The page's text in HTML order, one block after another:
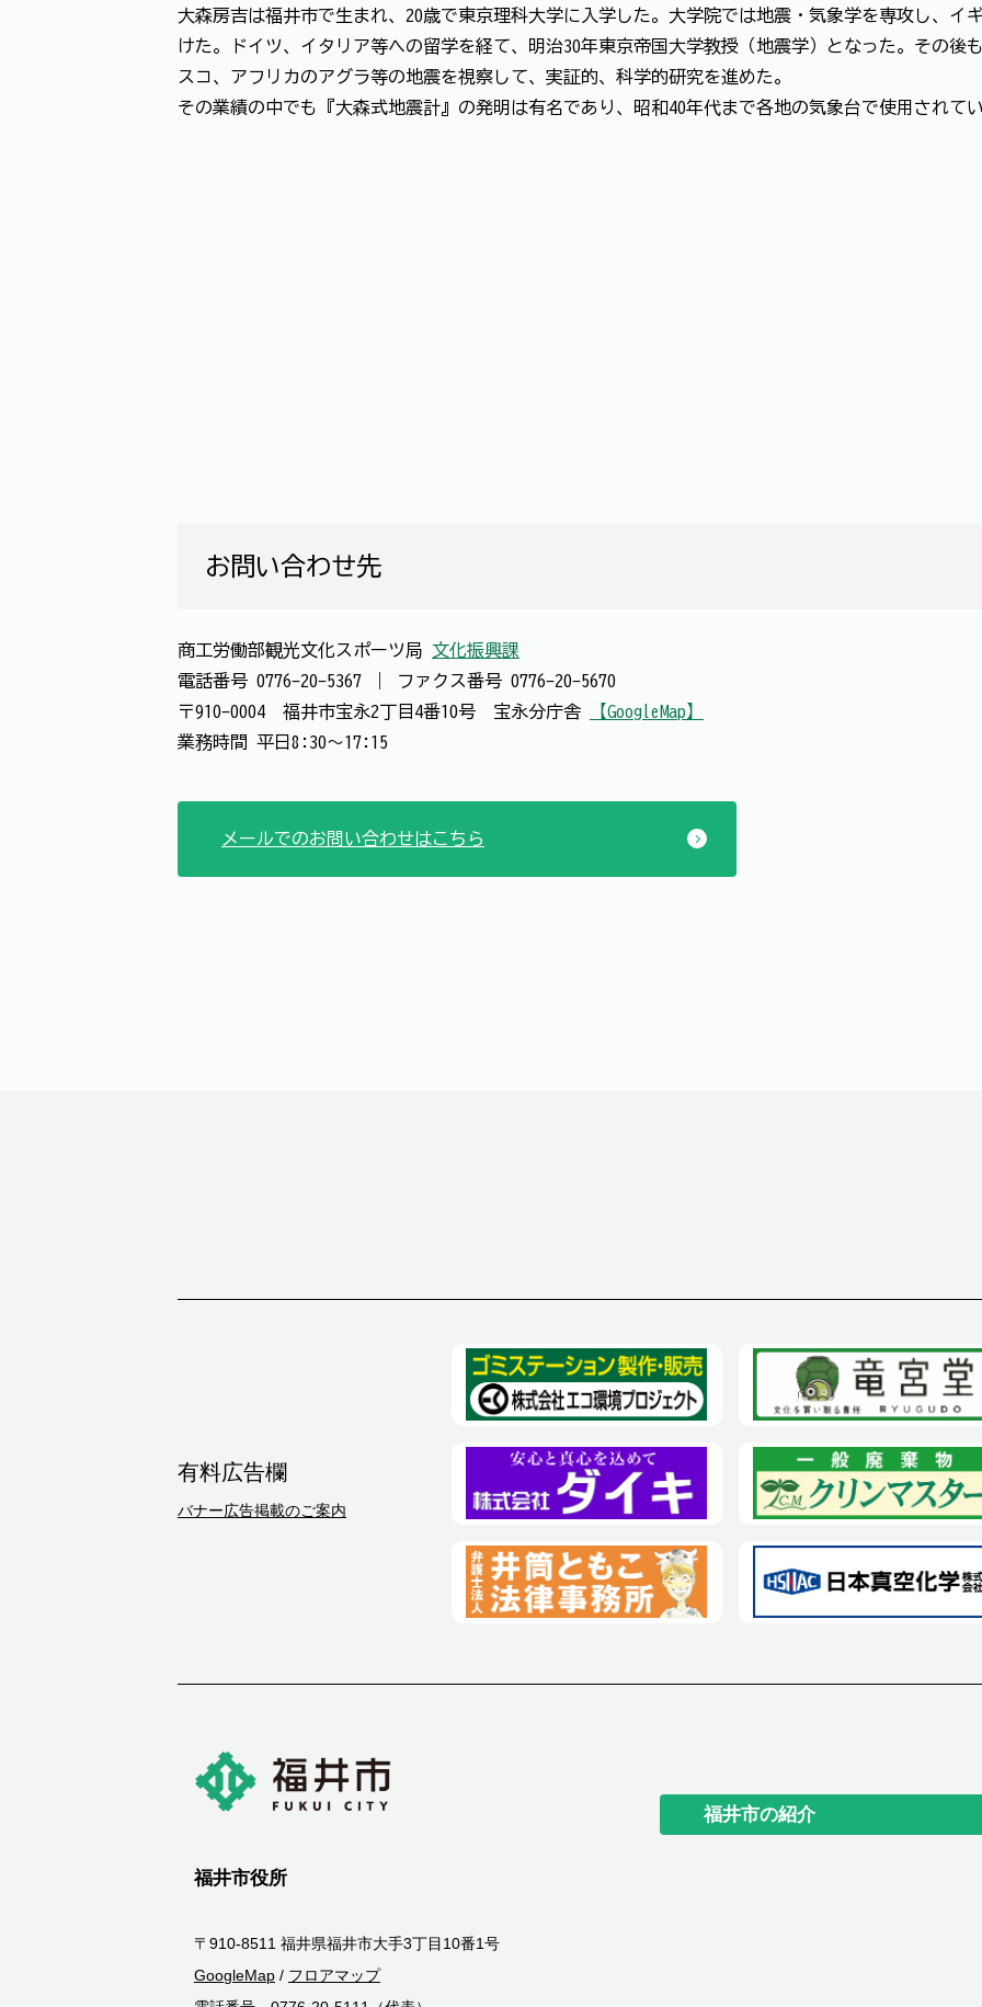
大森房吉は福井市で生まれ、20歳で東京理科大学に入学した。大学院では地震・気象学を専攻し、イ
けた。ドイツ、イタリア等への留学を経て、明治30年東京帝国大学教授（地震学）となった。その後
スコ、アフリカのアグラ等の地震を視察して、実証的、科学的研究を進めた。
その業績の中でも『大森式地震計』の発明は有名であり、昭和40年代まで各地の気象台で使用されてい
お問い合わせ先
商工労働部観光文化スポーツ局 文化振興課
電話番号 0776-20-5367 ファクス番号 0776-20-5670
〒910-0004 福井市宝永2丁目4番10号 宝永分庁舎
【GoogleMap】
業務時間 平日8:30～17:15
メールでのお問い合わせはこちら
有料広告欄
バナー広告掲載のご案内
福井市役所
〒910-8511 福井県福井市大手3丁目10番1号
GoogleMap / フロアマップ
福井市の紹介